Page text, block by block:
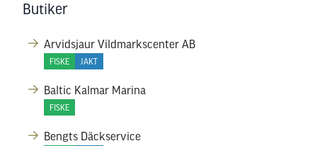
Butiker
Arvidsjaur Vildmarkscenter AB
FISKE JAKT
Baltic Kalmar Marina
FISKE
Bengts Däckservice